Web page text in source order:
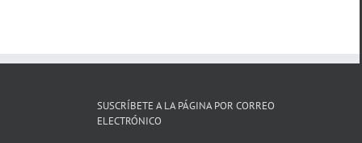
SUSCRÍBETE A LA PÁGINA POR CORREO
ELECTRÓNICO